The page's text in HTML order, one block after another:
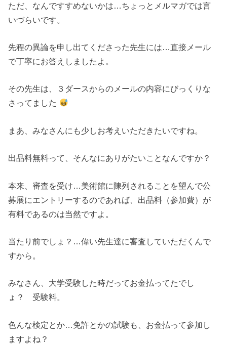
ただ、なんですすめないかは…ちょっとメルマガでは言
いづらいです。
先程の異論を申し出てくださった先生には…直接メール
で丁寧にお答えしましたよ。
その先生は、３ダースからのメールの内容にびっくりな
さってました
まあ、みなさんにも少しお考えいただきたいですね。
出品料無料って、そんなにありがたいことなんですか？
本来、審査を受け…美術館に陳列されることを望んで公
募展にエントリーするのであれば、出品料（参加費）が
有料であるのは当然ですよ。
当たり前でしょ？…偉い先生達に審査していただくんで
すから。
みなさん、大学受験した時だってお金払ってたでし
ょ？ 受験料。
色んな検定とか…免許とかの試験も、お金払って参加し
ますよね？